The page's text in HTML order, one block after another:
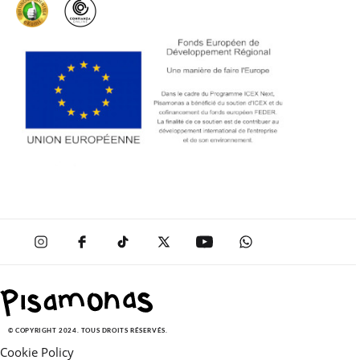
© COPYRIGHT 2024. TOUS DROITS RÉSERVÉS.
Cookie Policy